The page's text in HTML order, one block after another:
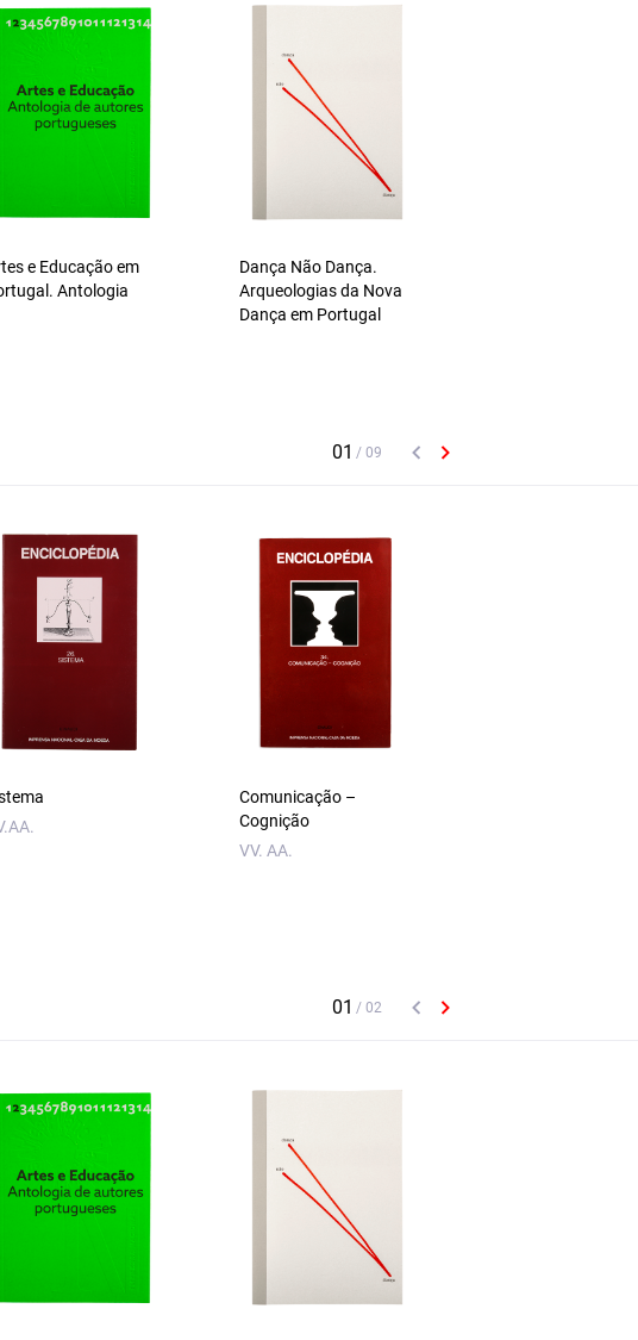
e Educação em
Antologia
Dança Não Dança.
Arqueologias da Nova
Dança em Portugal
Comunicação –
Cognição
VV. AA.